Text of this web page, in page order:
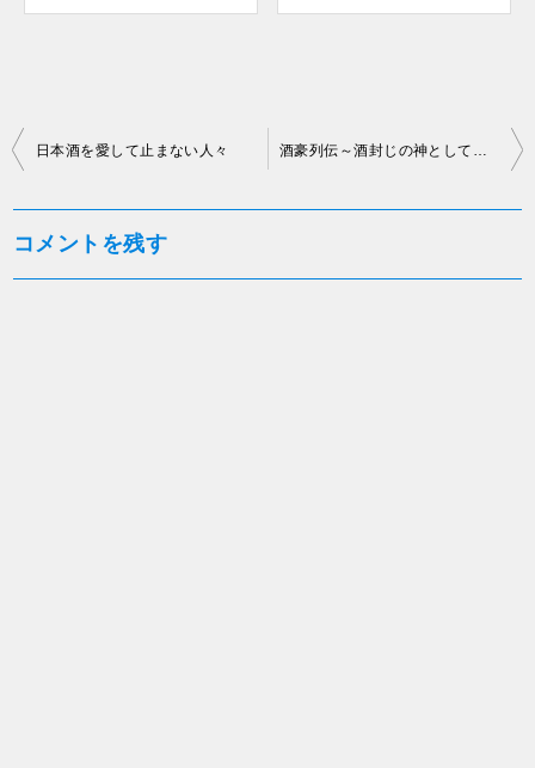
投
ナ
ビ
日本酒を愛して止まない人々
コメントを残す